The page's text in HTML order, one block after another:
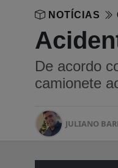
NOTÍCIAS
De acordo
camionete
JULIANO